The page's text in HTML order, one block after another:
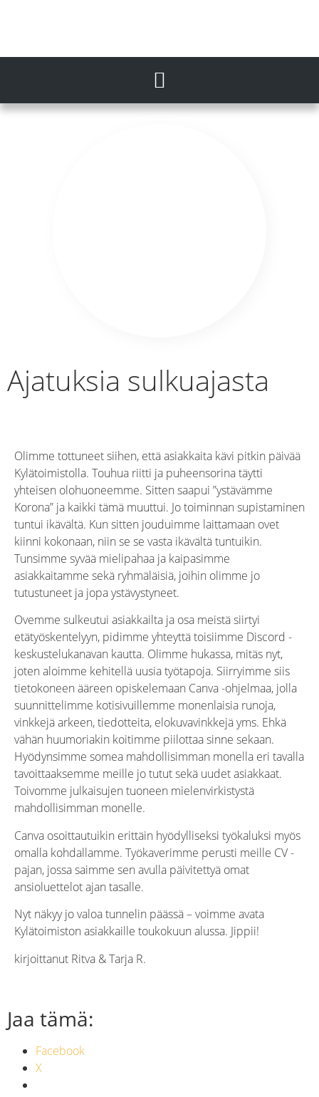
Ajatuksia sulkuajasta
Olimme tottuneet siihen, että asiakkaita kävi pitkin päivää
Kylätoimistolla. Touhua riitti ja puheensorina täytti
yhteisen olohuoneemme. Sitten saapui ”ystävämme
Korona” ja kaikki tämä muuttui. Jo toiminnan supistaminen
tuntui ikävältä. Kun sitten jouduimme laittamaan ovet
kiinni kokonaan, niin se se vasta ikävältä tuntuikin.
Tunsimme syvää mielipahaa ja kaipasimme
asiakkaitamme sekä ryhmäläisiä, joihin olimme jo
tutustuneet ja jopa ystävystyneet.
Ovemme sulkeutui asiakkailta ja osa meistä siirtyi
etätyöskentelyyn, pidimme yhteyttä toisiimme Discord -
keskustelukanavan kautta. Olimme hukassa, mitäs nyt,
joten aloimme kehitellä uusia työtapoja. Siirryimme siis
tietokoneen ääreen opiskelemaan Canva -ohjelmaa, jolla
suunnittelimme kotisivuillemme monenlaisia runoja,
vinkkejä arkeen, tiedotteita, elokuvavinkkejä yms. Ehkä
vähän huumoriakin koitimme piilottaa sinne sekaan.
Hyödynsimme somea mahdollisimman monella eri tavalla
tavoittaaksemme meille jo tutut sekä uudet asiakkaat.
Toivomme julkaisujen tuoneen mielenvirkistystä
mahdollisimman monelle.
Canva osoittautuikin erittäin hyödylliseksi työkaluksi myös
omalla kohdallamme. Työkaverimme perusti meille CV -
pajan, jossa saimme sen avulla päivitettyä omat
ansioluettelot ajan tasalle.
Nyt näkyy jo valoa tunnelin päässä – voimme avata
Kylätoimiston asiakkaille toukokuun alussa. Jippii!
kirjoittanut Ritva & Tarja R.
Jaa tämä:
Facebook
X